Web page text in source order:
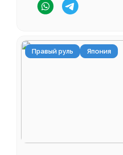
Правый руль Япония